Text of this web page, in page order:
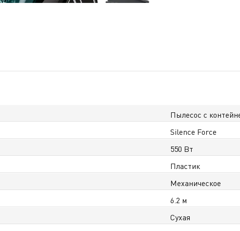
Пылесос с
Silence Force
550 Вт
Пластик
Механическое
6.2 м
Сухая